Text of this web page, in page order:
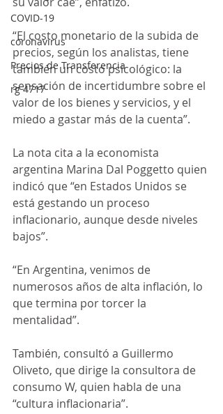
COVID-19
coronavirus
Precios de Transferencia
rg 4717
“El costo monetario de la subida de
precios, según los analistas, tiene
también un costo psicológico: la
sensación de incertidumbre sobre el
valor de los bienes y servicios, y el
miedo a gastar más de la cuenta”.
La nota cita a la economista
argentina Marina Dal Poggetto quien
indicó que “en Estados Unidos se
está gestando un proceso
inflacionario, aunque desde niveles
bajos”.
“En Argentina, venimos de
numerosos años de alta inflación, lo
que termina por torcer la
mentalidad”.
También, consultó a Guillermo
Oliveto, que dirige la consultora de
consumo W, quien habla de una
“cultura inflacionaria”.